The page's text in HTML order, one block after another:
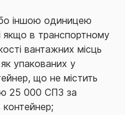
іншою одиницею
якщо в транспортному
вантажних місць
упакованих у
що не містить
25 000 СПЗ за
контейнер;